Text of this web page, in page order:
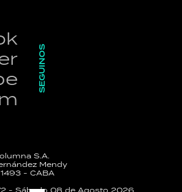
SEGUINOS
S.A.
Mendy
- CABA
- Sábado 08 de Agosto 2026